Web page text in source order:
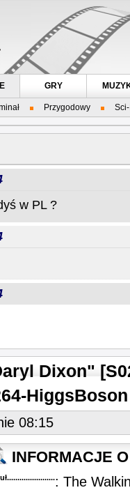
Przygodowy
GRY
Dixon"
HiggsBoson
08:15
INFORMACJE
: The